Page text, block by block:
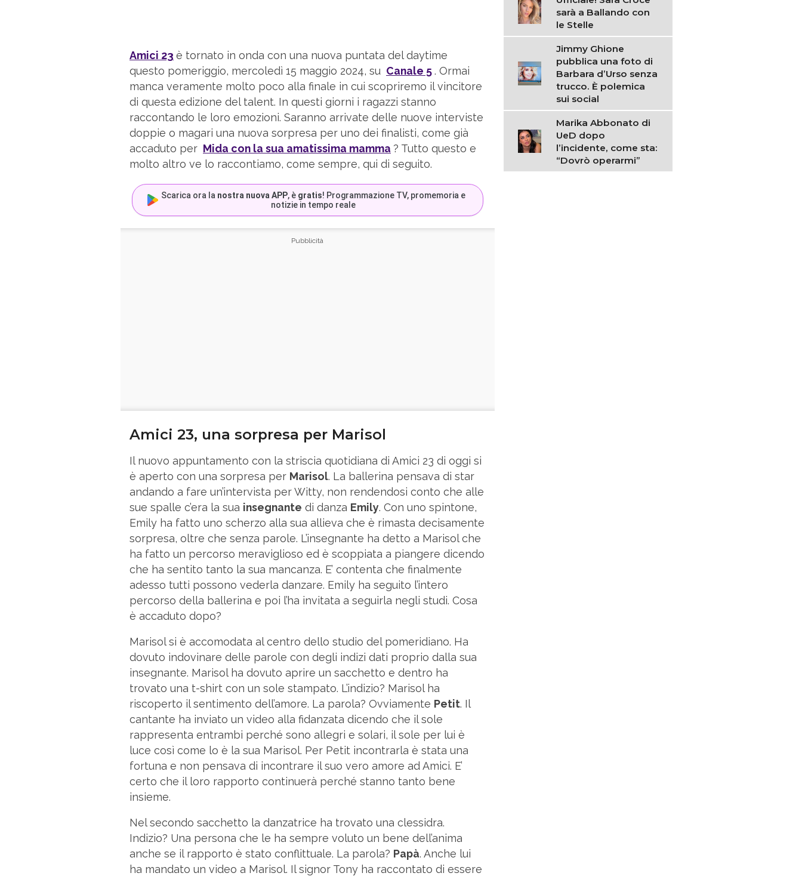
Amici 23 è tornato in onda con una nuova puntata del daytime
questo pomeriggio, mercoledì 15 maggio 2024, su Canale 5. Ormai
manca veramente molto poco alla finale in cui scopriremo il vincitore
di questa edizione del talent. In questi giorni i ragazzi stanno
raccontando le loro emozioni. Saranno arrivate delle nuove interviste
doppie o magari una nuova sorpresa per uno dei finalisti, come già
accaduto per Mida con la sua amatissima mamma ? Tutto questo e
molto altro ve lo raccontiamo, come sempre, qui di seguito.
Scarica ora la nostra nuova APP, è gratis! Programmazione TV, promemoria e
notizie in tempo reale
Amici 23, una sorpresa per Marisol
Il nuovo appuntamento con la striscia quotidiana di Amici 23 di oggi si
è aperto con una sorpresa per Marisol. La ballerina pensava di star
andando a fare un’intervista per Witty, non rendendosi conto che alle
sue spalle c’era la sua insegnante di danza Emily. Con uno spintone,
Emily ha fatto uno scherzo alla sua allieva che è rimasta decisamente
sorpresa, oltre che senza parole. L’insegnante ha detto a Marisol che
ha fatto un percorso meraviglioso ed è scoppiata a piangere dicendo
che ha sentito tanto la sua mancanza. E’ contenta che finalmente
adesso tutti possono vederla danzare. Emily ha seguito l’intero
percorso della ballerina e poi l’ha invitata a seguirla negli studi. Cosa
è accaduto dopo?
Marisol si è accomodata al centro dello studio del pomeridiano. Ha
dovuto indovinare delle parole con degli indizi dati proprio dalla sua
insegnante. Marisol ha dovuto aprire un sacchetto e dentro ha
trovato una t-shirt con un sole stampato. L’indizio? Marisol ha
riscoperto il sentimento dell’amore. La parola? Ovviamente Petit. Il
cantante ha inviato un video alla fidanzata dicendo che il sole
rappresenta entrambi perché sono allegri e solari, il sole per lui è
luce così come lo è la sua Marisol. Per Petit incontrarla è stata una
fortuna e non pensava di incontrare il suo vero amore ad Amici. E’
certo che il loro rapporto continuerà perché stanno tanto bene
insieme.
Nel secondo sacchetto la danzatrice ha trovato una clessidra.
Indizio? Una persona che le ha sempre voluto un bene dell’anima
anche se il rapporto è stato conflittuale. La parola? Papà. Anche lui
ha mandato un video a Marisol. Il signor Tony ha raccontato di essere
sarà a Ballando con
le Stelle
Jimmy Ghione
pubblica una foto di
Barbara d’Urso senza
trucco. È polemica
sui social
Marika Abbonato di
UeD dopo
l’incidente, come sta:
“Dovrò operarmi”